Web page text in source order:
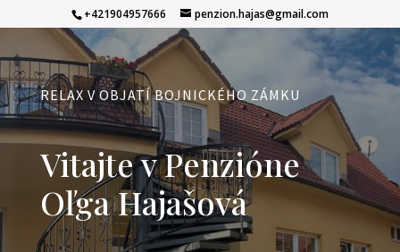
+421904957666 penzion.hajas@gmail.com
RELAX V OBJATÍ BOJNICKÉHO ZÁMKU
Vitajte v Penzióne
Oľga Hajašová